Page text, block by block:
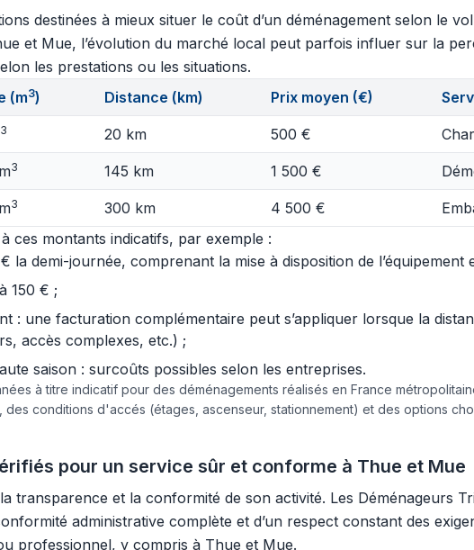
destinées à mieux situer le coût d’un déménagement selon le
et Mue, l’évolution du marché local peut parfois influer sur la
les prestations ou les situations.
(m3) Distance (km) Prix moyen (€)
3 20 km 500 €
3 145 km 1 500 €
3 300 km 4 500 €
ces montants indicatifs, par exemple :
demi-journée, comprenant la mise à disposition de l’équipement
150 € ;
: une facturation complémentaire peut s’appliquer lorsque la
accès complexes, etc.) ;
saison : surcoûts possibles selon les entreprises.
à titre indicatif pour des déménagements réalisés en France
conditions d'accés (étages, ascenseur, stationnement) et des options
pour un service sûr et conforme à Thue et Mue
transparence et la conformité de son activité. Les Déménageurs
administrative complète et d’un respect constant des
professionnel, y compris à Thue et Mue.